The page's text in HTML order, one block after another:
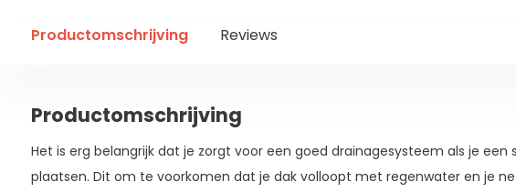
Productomschrijving Reviews
Productomschrijving
Het is erg belangrijk dat je zorgt voor een goed drainagesysteem als je een
plaatsen. Dit om te voorkomen dat je dak volloopt met regenwater en je